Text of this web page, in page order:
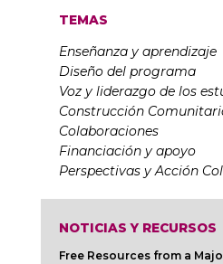
TEMAS
Enseñanza y aprendizaje
Diseño del programa
Voz y liderazgo de los
Construcción
Colaboraciones
Financiación y apoyo
Perspectivas y Acción
NOTICIAS Y RECURSOS
Free Resources from a